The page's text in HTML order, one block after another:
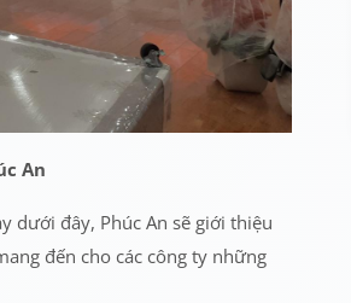
An
dưới đây, Phúc An sẽ giới thiệu
đến cho các công ty những